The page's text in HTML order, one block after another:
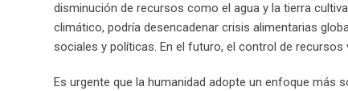
disminución de recursos como el agua y la tierra
climático, podría desencadenar crisis alimentarias
sociales y políticas. En el futuro, el control de
Es urgente que la humanidad adopte un enfoque más